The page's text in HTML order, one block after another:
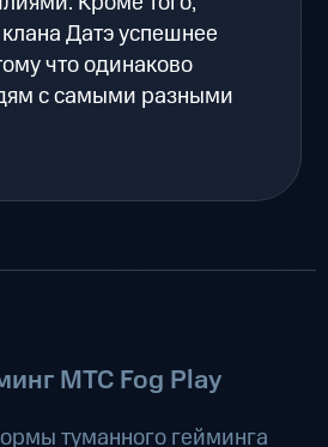
Датэ успешнее
что одинаково
с самыми разными
МТС Fog Play
туманного гейминга